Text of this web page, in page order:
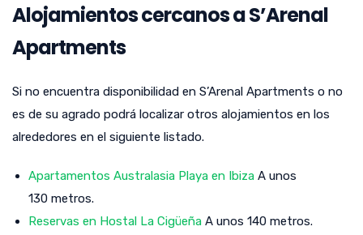
Alojamientos cercanos a S’Arenal
Apartments
Si no encuentra disponibilidad en S’Arenal Apartments o no
es de su agrado podrá localizar otros alojamientos en los
alrededores en el siguiente listado.
Apartamentos Australasia Playa en Ibiza A unos
130 metros.
Reservas en Hostal La Cigüeña A unos 140 metros.